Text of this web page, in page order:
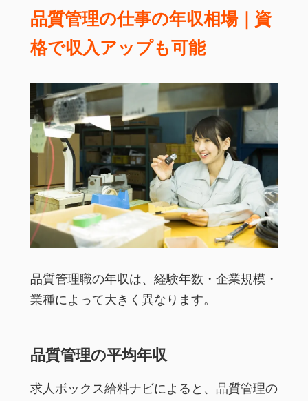
品質管理の仕事の年収相場｜資
格で収入アップも可能
品質管理職の年収は、経験年数・企業規模・
業種によって大きく異なります。
品質管理の平均年収
求人ボックス給料ナビによると、品質管理の